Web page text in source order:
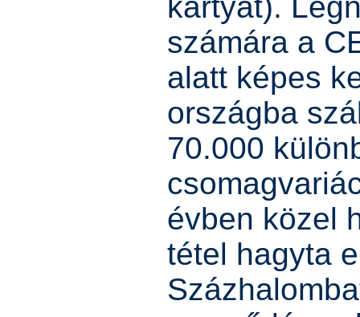
számára a
alatt képes
országba
70.000
évben közel
tétel hagyta